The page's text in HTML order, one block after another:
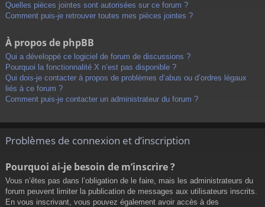
Quelles pièces jointes sont autorisées sur ce forum ?
Comment puis-je retrouver toutes mes pièces jointes ?
À propos de phpBB
Qui a développé ce logiciel de forum de discussions ?
Pourquoi la fonctionnalité X n’est pas disponible ?
Qui dois-je contacter à propos de problèmes d’abus ou d’ordres légaux
liés à ce forum ?
Comment puis-je contacter un administrateur du forum ?
Problèmes de connexion et d’inscription
Pourquoi ai-je besoin de m’inscrire ?
Vous n’êtes pas dans l’obligation de le faire, mais les administrateurs du
forum peuvent limiter la publication de messages aux utilisateurs inscrits.
En vous inscrivant, vous pouvez également avoir accès à des